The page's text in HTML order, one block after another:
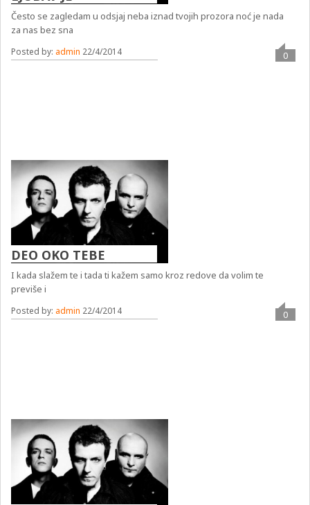
Često se zagledam u odsjaj neba iznad tvojih prozora noć je nada
za nas bez sna
Posted by: admin 22/4/2014 0
DEO OKO TEBE
I kada slažem te i tada ti kažem samo kroz redove da volim te
previše i
Posted by: admin 22/4/2014 0